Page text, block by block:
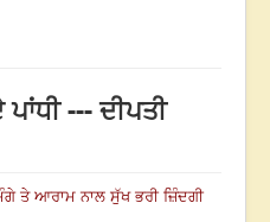
--- ਦੀਪਤੀ
ਮੰਗੇ ਤੇ ਆਰਾਮ ਨਾਲ ਸੁੱਖ ਭਰੀ ਜ਼ਿੰਦਗੀ